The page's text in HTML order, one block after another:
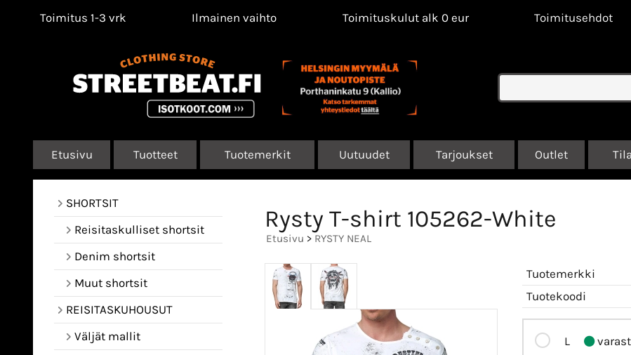
Toimitus 1-3 vrk Ilmainen vaihto Toimituskulut alk 0 eur Toimitusehdot
Etusivu Tuotteet Tuotemerkit Uutuudet Tarjoukset Outlet
SHORTSIT
Reisitaskulliset shortsit
Denim shortsit
Muut shortsit
REISITASKUHOUSUT
Väljät mallit
Rysty T-shirt 105262-White
Etusivu > RYSTY NEAL
Tuotemerkki
Tuotekoodi
L